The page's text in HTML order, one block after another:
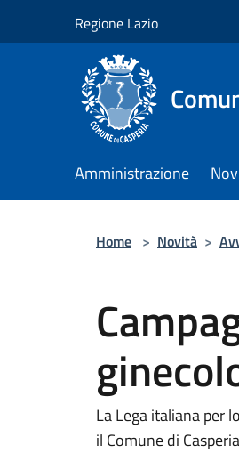
Regione Lazio
Amministrazione
Home > Novità >
La Lega italiana per
il Comune di